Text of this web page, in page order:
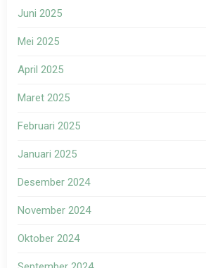
Juni 2025
Mei 2025
April 2025
Maret 2025
Februari 2025
Januari 2025
Desember 2024
November 2024
Oktober 2024